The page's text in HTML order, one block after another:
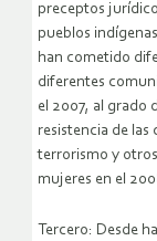
preceptos
pueblos
han cometido
diferentes
el 2007, al grado
resistencia de
terrorismo y otros
mujeres en el
Tercero: Desde